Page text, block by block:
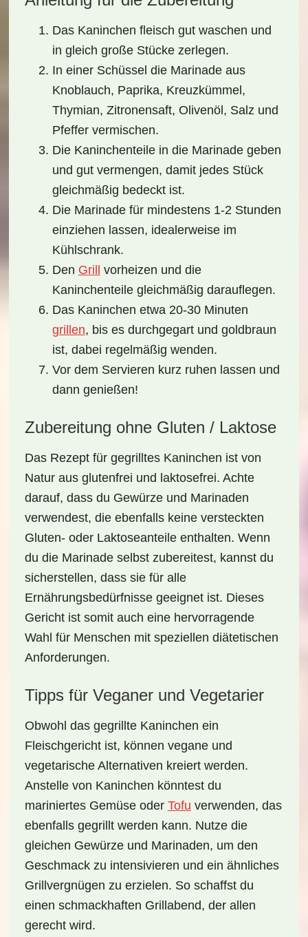
Das Kaninchen fleisch gut waschen und
in gleich große Stücke zerlegen.
In einer Schüssel die Marinade aus
Knoblauch, Paprika, Kreuzkümmel,
Thymian, Zitronensaft, Olivenöl, Salz und
Pfeffer vermischen.
Die Kaninchenteile in die Marinade geben
und gut vermengen, damit jedes Stück
gleichmäßig bedeckt ist.
Die Marinade für mindestens 1-2 Stunden
einziehen lassen, idealerweise im
Kühlschrank.
Den Grill
vorheizen und die
Kaninchenteile gleichmäßig darauflegen.
Das Kaninchen etwa 20-30 Minuten
grillen, bis es durchgegart und goldbraun
ist, dabei regelmäßig wenden.
Vor dem Servieren kurz ruhen lassen und
dann genießen!
Zubereitung ohne Gluten / Laktose
Das Rezept für gegrilltes Kaninchen ist von
Natur aus glutenfrei und laktosefrei. Achte
darauf, dass du Gewürze und Marinaden
verwendest, die ebenfalls keine versteckten
Gluten- oder Laktoseanteile enthalten. Wenn
du die Marinade selbst zubereitest, kannst du
sicherstellen, dass sie für alle
Ernährungsbedürfnisse geeignet ist. Dieses
Gericht ist somit auch eine hervorragende
Wahl für Menschen mit speziellen diätetischen
Anforderungen.
Tipps für Veganer und Vegetarier
Obwohl das gegrillte Kaninchen ein
Fleischgericht ist, können vegane und
vegetarische Alternativen kreiert werden.
Anstelle von Kaninchen könntest du
mariniertes Gemüse oder Tofu verwenden, das
ebenfalls gegrillt werden kann. Nutze die
gleichen Gewürze und Marinaden, um den
Geschmack zu intensivieren und ein ähnliches
Grillvergnügen zu erzielen. So schaffst du
einen schmackhaften Grillabend, der allen
gerecht wird.